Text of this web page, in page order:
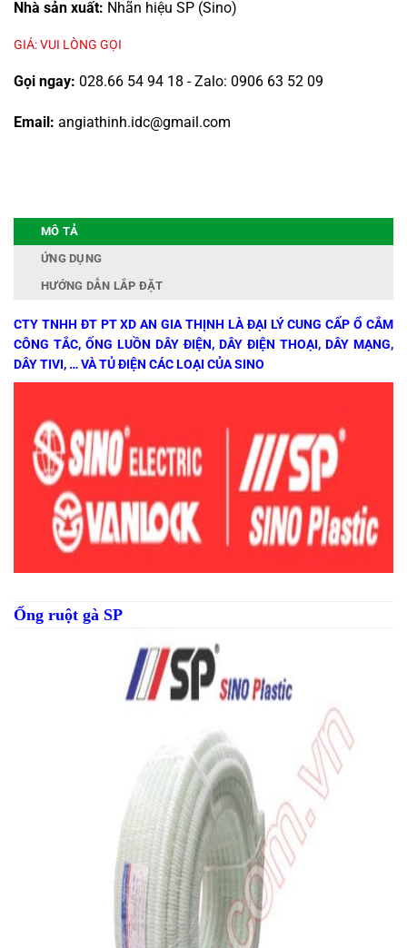
Nhà sản xuất: Nhãn hiệu SP (Sino)
GIÁ: VUI LÒNG GỌI
Gọi ngay: 028.66 54 94 18 - Zalo: 0906 63 52 09
Email: angiathinh.idc@gmail.com
MÔ TẢ
ỨNG DỤNG
HƯỚNG DẪN LẮP ĐẶT
CTY TNHH ĐT PT XD AN GIA THỊNH LÀ ĐẠI LÝ CUNG CẤP Ổ CẮM
CÔNG TẮC, ỐNG LUỒN DÂY ĐIỆN, DÂY ĐIỆN THOẠI, DÂY MẠNG,
DÂY TIVI, … VÀ TỦ ĐIỆN CÁC LOẠI CỦA SINO
Ống ruột gà SP